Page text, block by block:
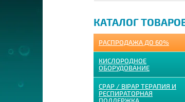
КАТАЛОГ
РАСПРОДАЖА ДО 60%
КИСЛОРОДНОЕ
ОБОРУДОВАНИЕ
CPAP / BIPAP ТЕРАПИЯ И
РЕСПИРАТОРНАЯ